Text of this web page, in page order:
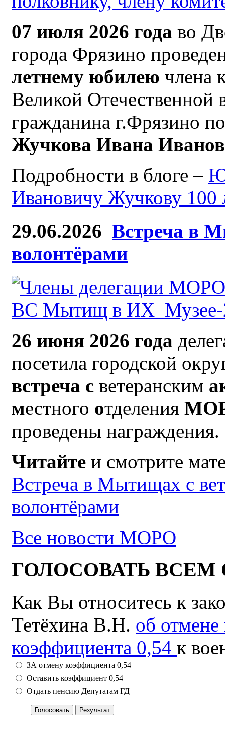
07 июля 2026 года во
города Фрязино
летнему юбилею члена
Великой Отечественной
гражданина г.Фрязино
Жучкова Ивана
Подробности в блоге –
Ивановичу Жучкову 100
29.06.2026 Встреча в
волонтёрами
26 июня 2026 года
посетила городской
встреча с ветеранским
местного отделения
проведены награждения.
Читайте и смотрите
Встреча в Мытищах с
волонтёрами
Все новости МОРО
ГОЛОСОВАТЬ ВСЕМ
Как Вы относитесь к
Тетёхина В.Н. об
коэффициента 0,54 к
ЗА отмену коэффициента 0,54
Оставить коэффициент 0,54
Отдать пенсию Депутатам ГД